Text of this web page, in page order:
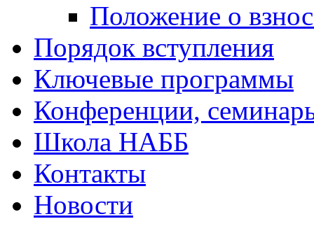
Положение о
Порядок вступления
Ключевые программы
Конференции,
Школа НАББ
Контакты
Новости